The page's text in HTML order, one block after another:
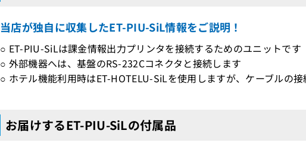
当店が独自に収集したET-PIU-SiL情報をご説明！
○ ET-PIU-SiLは課金情報出力プリンタを接続するためのユニットです
○ 外部機器へは、基盤のRS-232Cコネクタと接続します
○ ホテル機能利用時はET-HOTELU-SiLを使用しますが、ケーブルの
お届けするET-PIU-SiLの付属品